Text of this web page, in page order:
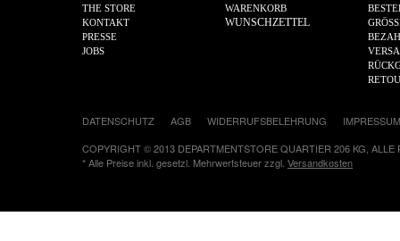
THE STORE
KONTAKT
PRESSE
JOBS
WARENKORB
WUNSCHZETTEL
DATENSCHUTZ AGB WIDERRUFSBELEHRUNG
IMPRESSUM
COPYRIGHT © 2013 DEPARTMENTSTORE QUARTIER 206 KG, ALLE
* Alle Preise inkl. gesetzl. Mehrwertsteuer zzgl. Versandkosten